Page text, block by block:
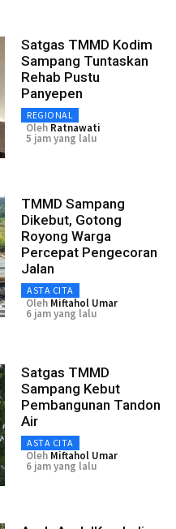
Satgas TMMD Kodim
Sampang Tuntaskan
Rehab Pustu
Panyepen
REGIONAL
Oleh Ratnawati
5 jam yang lalu
TMMD Sampang
Dikebut, Gotong
Royong Warga
Percepat Pengecoran
Jalan
ASTA CITA
Oleh Miftahol Umar
6 jam yang lalu
Satgas TMMD
Sampang Kebut
Pembangunan Tandon
Air
ASTA CITA
Oleh Miftahol Umar
6 jam yang lalu